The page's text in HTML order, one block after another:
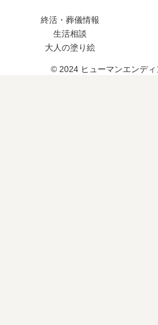
終活・葬儀情報
生活相談
大人の塗り絵
© 2024 ヒューマンエンディ